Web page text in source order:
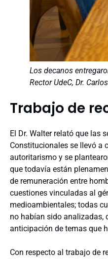
Los decanos
Rector UdeC, Dr.
Trabajo de
El Dr. Walter relató que las
Constitucionales se llevó a
autoritarismo y se
que todavía están
de remuneración entre
cuestiones vinculadas al
medioambientales; todas
no habían sido analizadas,
anticipación de temas que
Con respecto al trabajo de